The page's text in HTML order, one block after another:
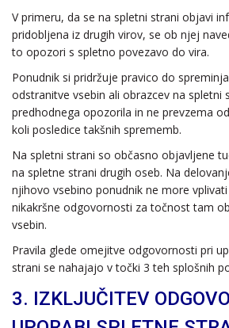
V primeru, da se na spletni strani objavi
pridobljena iz drugih virov, se ob njej
to opozori s spletno povezavo do vira.
Ponudnik si pridržuje pravico do
odstranitve vsebin ali obrazcev na spletni
predhodnega opozorila in ne prevzema
koli posledice takšnih sprememb.
Na spletni strani so občasno objavljene
na spletne strani drugih oseb. Na
njihovo vsebino ponudnik ne more
nikakršne odgovornosti za točnost tam
vsebin.
Pravila glede omejitve odgovornosti pri
strani se nahajajo v točki 3 teh splošnih
3. IZKLJUČITEV